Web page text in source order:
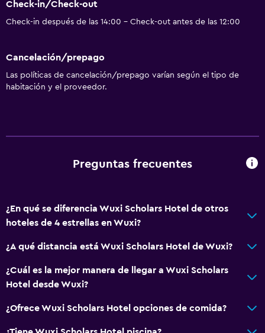
Secador de pelo
Lavandería
General
Espacio de almacenamiento
Salud y seguridad
Servicios básicos
Check-in/Check-out
Check-in después de las 14:00 - Check-out antes de las 12:00
Cancelación/prepago
Las políticas de cancelación/prepago varían según el tipo de
habitación y el proveedor.
Preguntas frecuentes
¿En qué se diferencia Wuxi Scholars Hotel de otros
hoteles de 4 estrellas en Wuxi?
¿A qué distancia está Wuxi Scholars Hotel de Wuxi?
¿Cuál es la mejor manera de llegar a Wuxi Scholars
Hotel desde Wuxi?
¿Ofrece Wuxi Scholars Hotel opciones de comida?